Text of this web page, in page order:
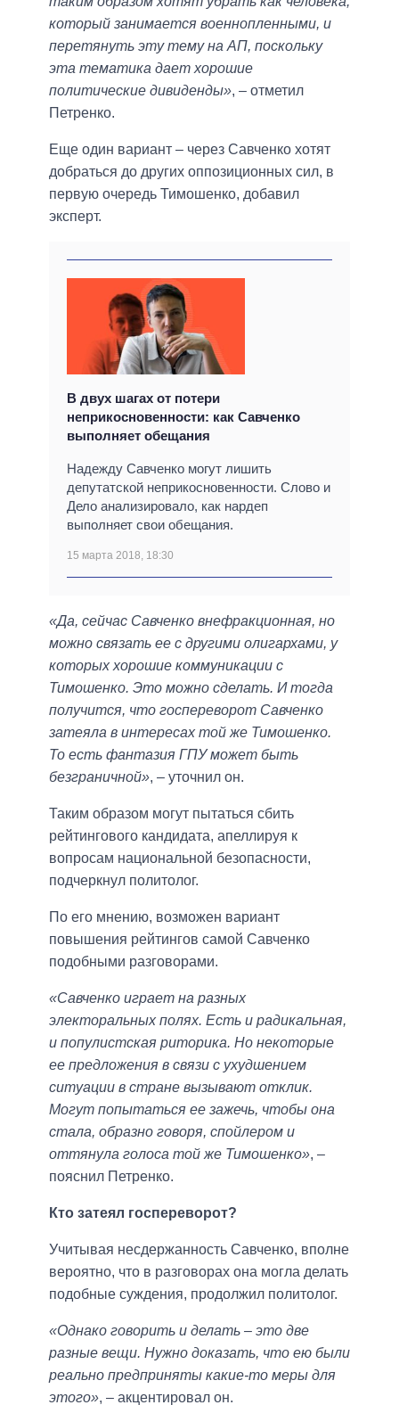
который занимается военнопленными, и
перетянуть эту тему на АП, поскольку
эта тематика дает хорошие
политические дивиденды», – отметил
Петренко.
Еще один вариант – через Савченко хотят
добраться до других оппозиционных сил, в
первую очередь Тимошенко, добавил
эксперт.
В двух шагах от потери
неприкосновенности: как Савченко
выполняет обещания
Надежду Савченко могут лишить
депутатской неприкосновенности. Слово и
Дело анализировало, как нардеп
выполняет свои обещания.
15 марта 2018, 18:30
«Да, сейчас Савченко внефракционная, но
можно связать ее с другими олигархами, у
которых хорошие коммуникации с
Тимошенко. Это можно сделать. И тогда
получится, что госпереворот Савченко
затеяла в интересах той же Тимошенко.
То есть фантазия ГПУ может быть
безграничной», – уточнил он.
Таким образом могут пытаться сбить
рейтингового кандидата, апеллируя к
вопросам национальной безопасности,
подчеркнул политолог.
По его мнению, возможен вариант
повышения рейтингов самой Савченко
подобными разговорами.
«Савченко играет на разных
электоральных полях. Есть и радикальная,
и популистская риторика. Но некоторые
ее предложения в связи с ухудшением
ситуации в стране вызывают отклик.
Могут попытаться ее зажечь, чтобы она
стала, образно говоря, спойлером и
оттянула голоса той же Тимошенко», –
пояснил Петренко.
Кто затеял госпереворот?
Учитывая несдержанность Савченко, вполне
вероятно, что в разговорах она могла делать
подобные суждения, продолжил политолог.
«Однако говорить и делать – это две
разные вещи. Нужно доказать, что ею были
реально предприняты какие-то меры для
этого», – акцентировал он.